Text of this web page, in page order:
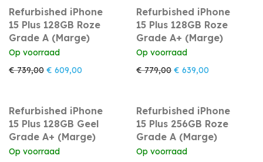
Refurbished iPhone
15 Plus 128GB Roze
Grade A (Marge)
Op voorraad
€739,00 Oorspronkelijke prijs was: € 739,00.
€ 609,00 Huidige prijs is: € 609,00.
Refurbished iPhone
15 Plus 128GB Roze
Grade A+ (Marge)
Op voorraad
€779,00 Oorspronkelijke prijs
€ 639,00
Refurbished iPhone
15 Plus 128GB Geel
Grade A+ (Marge)
Op voorraad
Refurbished iPhone
15 Plus 256GB Roze
Grade A (Marge)
Op voorraad